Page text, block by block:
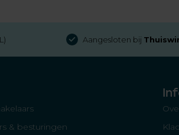
Aangesloten bij
& besturingen